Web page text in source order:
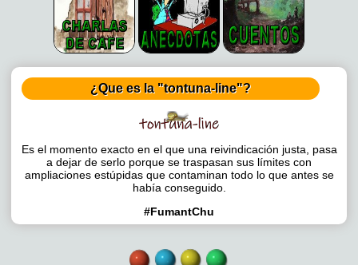
¿Que es la "tontuna-line"?
Es el momento exacto en el que una reivindicación justa, pasa
a dejar de serlo porque se traspasan sus límites con
ampliaciones estúpidas que contaminan todo lo que antes se
había conseguido.
#FumantChu